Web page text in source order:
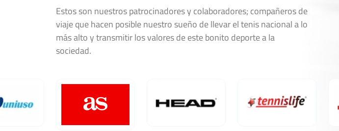
Estos son nuestros patrocinadores y colaboradores; compañeros de
viaje que hacen posible nuestro sueño de llevar el tenis nacional a lo
más alto y transmitir los valores de este bonito deporte a la
sociedad.